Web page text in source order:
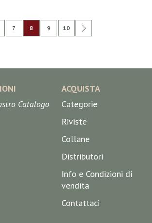
Pagina
7 Attualmente stai leggendo la pagina
8 Pagina
9 Pagina
10
Catalogo
ACQUISTA
Categorie
Riviste
Collane
Distributori
Info e Condizioni di
vendita
Contattaci